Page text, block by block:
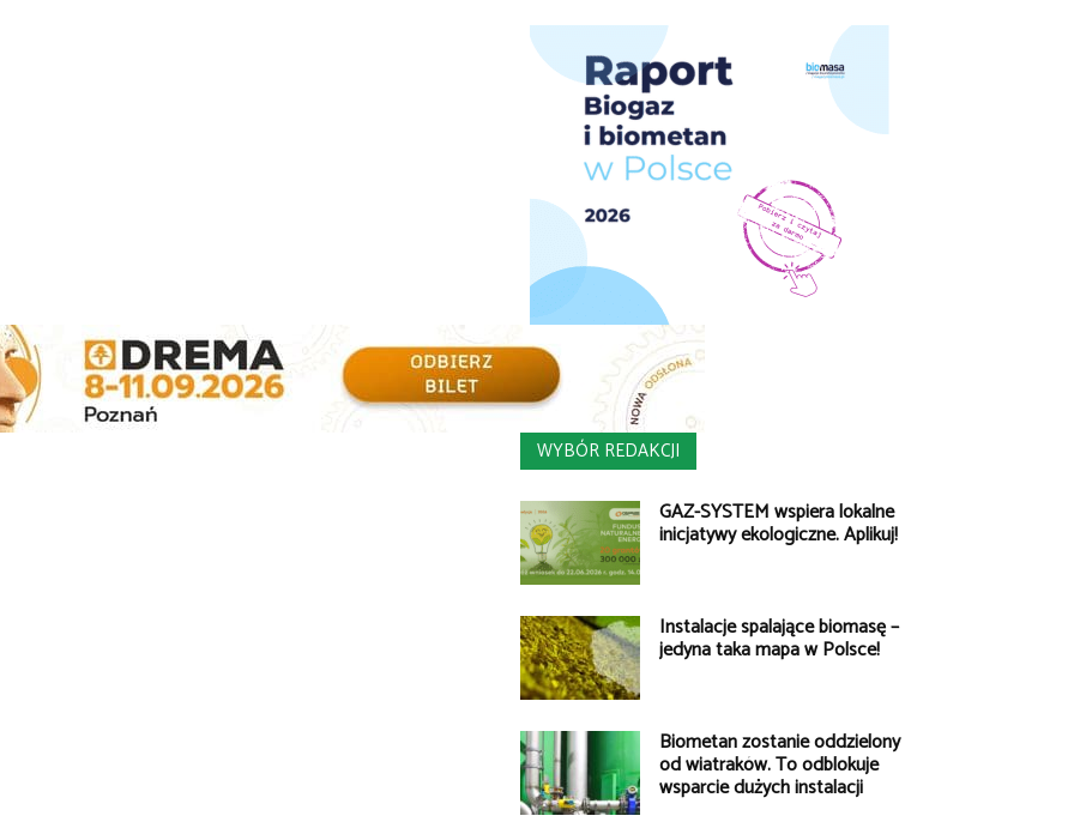
WYBÓR REDAKCJI
GAZ-SYSTEM wspiera lokalne
inicjatywy ekologiczne. Aplikuj!
Instalacje spalające biomasę –
jedyna taka mapa w Polsce!
Biometan zostanie oddzielony
od wiatraków. To odblokuje
wsparcie dużych instalacji